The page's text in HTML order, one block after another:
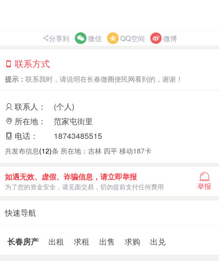
分享到 微信 QQ空间 微博
联系方式
提示： 联系我时，请说明在长春微圈便民网看到的，谢谢！
联系人：
(个人)
所在地：
范家屯街里
电话：
18743485515
共发布信息(12)条 所在地：吉林 四平 移动187卡
如遇无效、虚假、诈骗信息，请立即举报
为了您的资金安全，请见面交易，切勿提前支付任何费用 举报
快速导航
长春房产 出租 求租 出售 求购 出兑